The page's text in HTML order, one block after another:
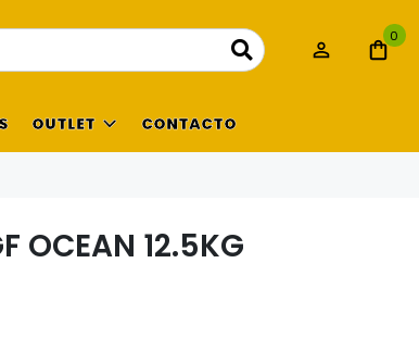
0
OUTLET CONTACTO
OCEAN 12.5KG